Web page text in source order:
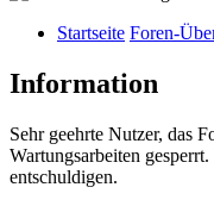
Startseite Foren-
Information
Sehr geehrte Nutzer, das
Wartungsarbeiten
entschuldigen.